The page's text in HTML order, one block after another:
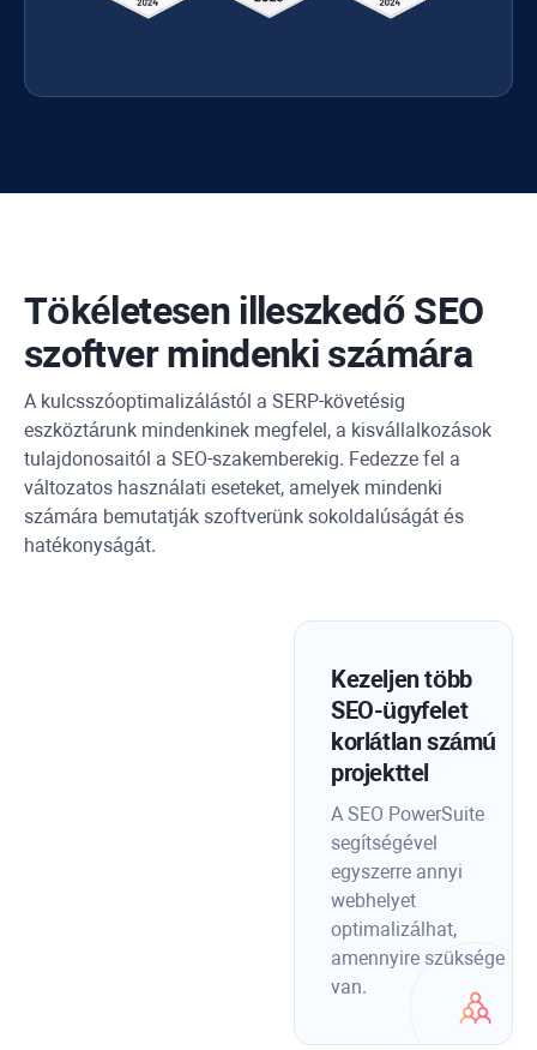
Tökéletesen illeszkedő SEO
szoftver mindenki számára
A kulcsszóoptimalizálástól a SERP-követésig
eszköztárunk mindenkinek megfelel, a kisvállalkozások
tulajdonosaitól a SEO-szakemberekig. Fedezze fel a
változatos használati eseteket, amelyek mindenki
számára bemutatják szoftverünk sokoldalúságát és
hatékonyságát.
Kezeljen több
SEO-ügyfelet
korlátlan számú
projekttel
A SEO PowerSuite
segítségével
egyszerre annyi
webhelyet
optimalizálhat,
amennyire szüksége
van.